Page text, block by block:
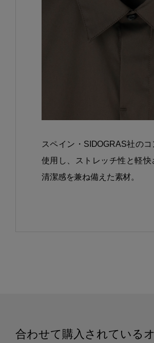
スペイン・SIDOGRAS社の
使用し、ストレッチ性と軽快
清潔感を兼ね備えた素材。
合わせて購入されている